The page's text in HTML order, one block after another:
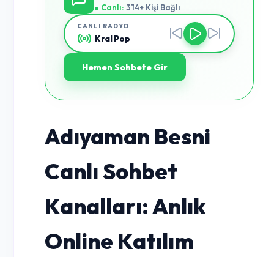
● Canlı: 314+ Kişi Bağlı
CANLI RADYO
Kral Pop
Hemen Sohbete Gir
Adıyaman Besni
Canlı Sohbet
Kanalları: Anlık
Online Katılım